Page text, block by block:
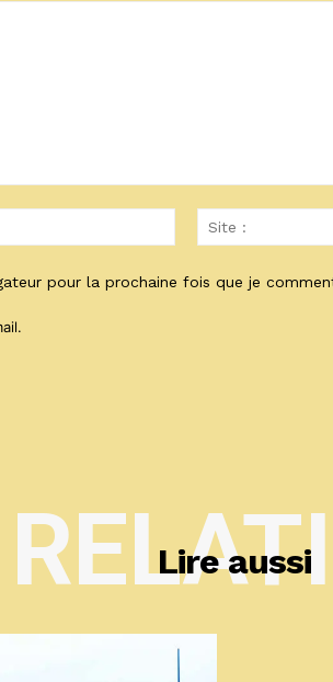
Email
:*
pour la prochaine fois que je
Lire aussi